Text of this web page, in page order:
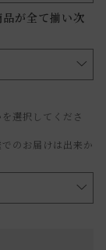
が全て揃い次
選択してくださ
のお届けは出来か